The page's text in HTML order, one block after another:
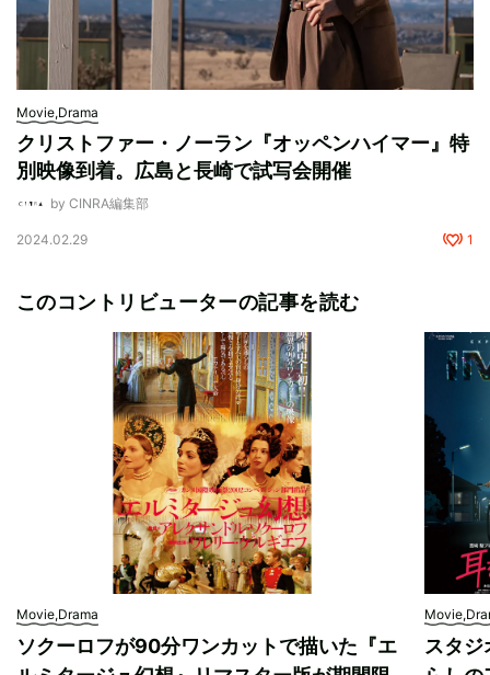
Movie,Drama
クリストファー・ノーラン『オッペンハイマー』特
別映像到着。広島と長崎で試写会開催
by CINRA編集部
2024.02.29 1
このコントリビューターの記事を読む
Movie,Drama
ソクーロフが90分ワンカットで描いた『エ
スタジ